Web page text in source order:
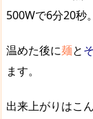
500Wで6分20秒。
温めた後に麺と
ます。
出来上がりはこ